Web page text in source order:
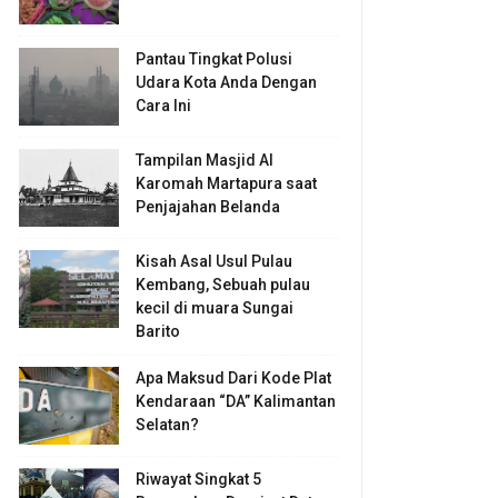
Pantau Tingkat Polusi
Udara Kota Anda Dengan
Cara Ini
Tampilan Masjid Al
Karomah Martapura saat
Penjajahan Belanda
Kisah Asal Usul Pulau
Kembang, Sebuah pulau
kecil di muara Sungai
Barito
Apa Maksud Dari Kode Plat
Kendaraan “DA” Kalimantan
Selatan?
Riwayat Singkat 5